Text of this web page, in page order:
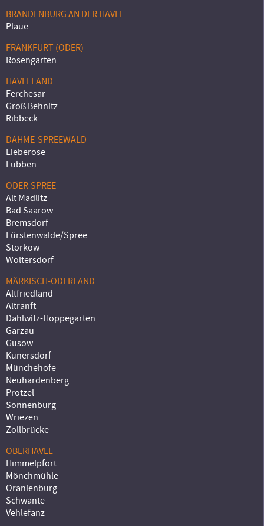
BRANDENBURG AN DER HAVEL
Plaue
FRANKFURT (ODER)
Rosengarten
HAVELLAND
Ferchesar
Groß Behnitz
Ribbeck
DAHME-SPREEWALD
Lieberose
Lübben
ODER-SPREE
Alt Madlitz
Bad Saarow
Bremsdorf
Fürstenwalde/Spree
Storkow
Woltersdorf
MÄRKISCH-ODERLAND
Altfriedland
Altranft
Dahlwitz-Hoppegarten
Garzau
Gusow
Kunersdorf
Münchehofe
Neuhardenberg
Prötzel
Sonnenburg
Wriezen
Zollbrücke
OBERHAVEL
Himmelpfort
Mönchmühle
Oranienburg
Schwante
Vehlefanz